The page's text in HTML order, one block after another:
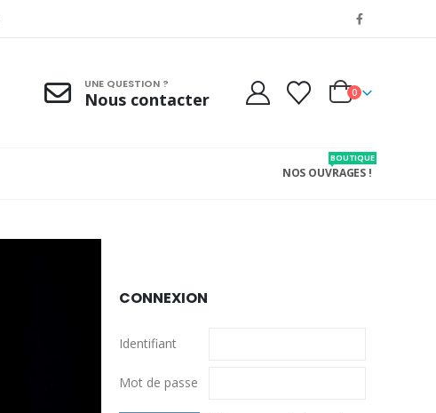
UNE QUESTION ?
Nous contacter 0
NOS OUVRAGES !
BOUTIQUE
CONNEXION
Identifiant
Mot de passe